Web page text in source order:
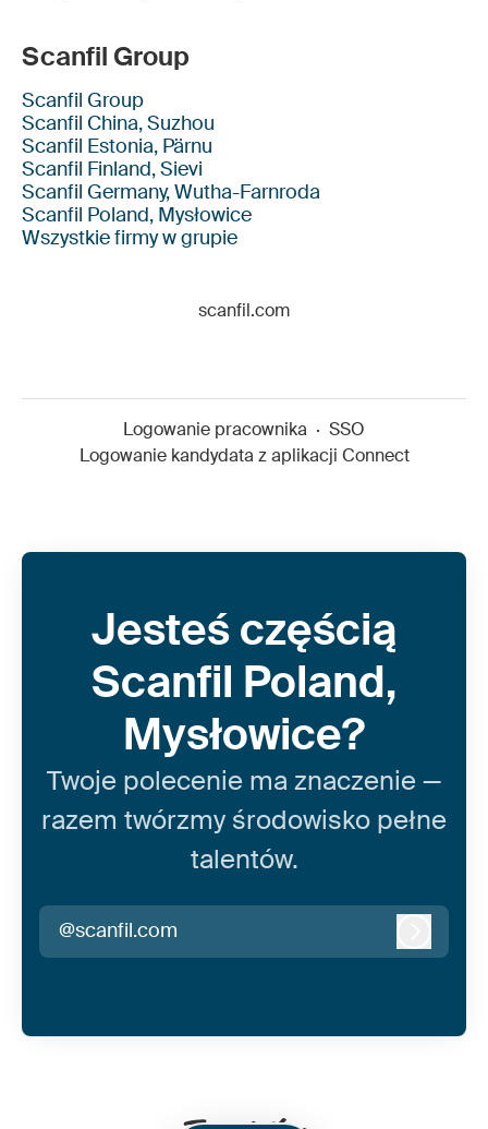
Scanfil Group
Scanfil Group
Scanfil China, Suzhou
Scanfil Estonia, Pärnu
Scanfil Finland, Sievi
Scanfil Germany, Wutha-Farnroda
Scanfil Poland, Mysłowice
Wszystkie firmy w grupie
scanfil.com
Logowanie pracownika · SSO
Logowanie kandydata z aplikacji Connect
Jesteś częścią
Scanfil Poland,
Mysłowice?
Twoje polecenie ma znaczenie —
razem twórzmy środowisko pełne
talentów.
@scanfil.com